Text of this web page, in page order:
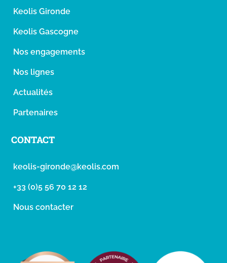
Keolis Gironde
Keolis Gascogne
Nos engagements
Nos lignes
Actualités
Partenaires
CONTACT
keolis-gironde@keolis.com
+33 (0)5 56 70 12 12
Nous contacter